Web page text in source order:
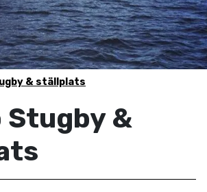
& ställplats
Stugby &